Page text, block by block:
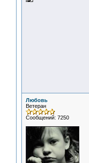
Любовь
Ветеран
Сообщений: 7250